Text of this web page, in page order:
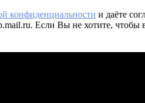
конфиденциальности и даёте
Если Вы не хотите, чтобы